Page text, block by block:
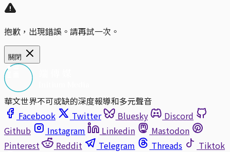
抱歉，出現錯誤。請再試一次。
關閉
華文世界不可或缺的深度報導和多元聲音
Facebook
Twitter Bluesky
Discord
Github
Instagram Linkedin
Mastodon
Pinterest
Reddit Telegram Threads
Tiktok